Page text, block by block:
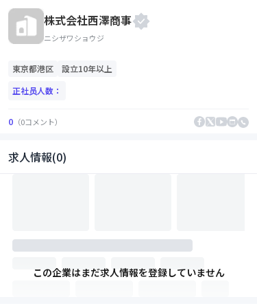
株式会社西澤商事
ニシザワショウジ
東京都港区
設立10年以上
正社员人数：
0 （0コメント）
求人情報(0)
この企業はまだ求人情報を登録していません